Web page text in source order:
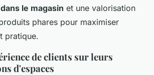
le magasin et une valorisation
phares pour maximiser
pratique.
de clients sur leurs
d'espaces